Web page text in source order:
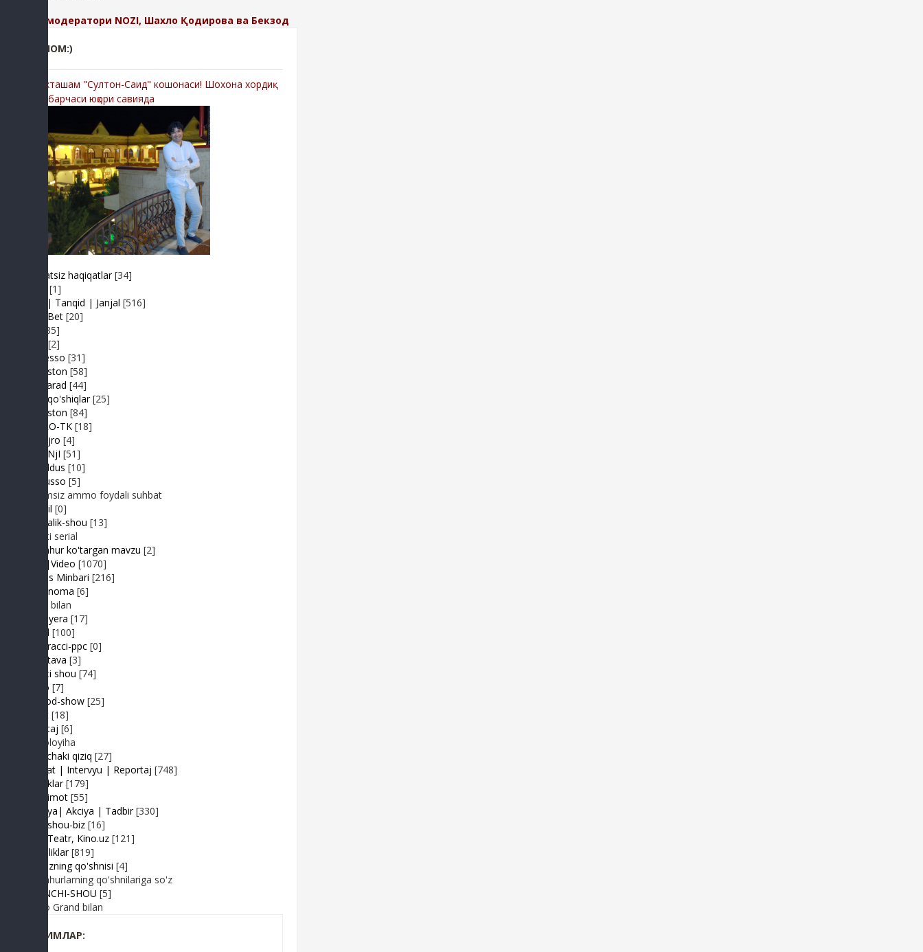
Изохлар модератори NOZI, Шахло Қодирова ва Бекзод
РЕКЛОМ:)
-Мухташам "Султон-Саид" кошонаси! Шохона хордиқ
учун барчаси юқори савияда
Adolatsiz haqiqatlar [34]
[1]
Baxs| Tanqid | Janjal [516]
BeshBet [20]
[85]
[2]
Expresso [31]
FIKRiston [58]
Hit-Parad [44]
Ijara qo'shiqlar [25]
IJODiston [84]
IMPRO-TK [18]
Jonli ijro [4]
JuMaNjI [51]
JurYuldus [10]
Kaktusso [5]
Yoqimsiz ammo foydali suhbat
Kongil [0]
Kundalik-shou [13]
Realiti serial
Mashhur ko'targan mavzu [2]
MP3|Video [1070]
Muhlis Minbari [216]
Ovoznoma [6]
Luiza bilan
Premyera [17]
Prikol [100]
Paparacci-ppc [0]
Podstava [3]
Realiti shou [74]
Retro [7]
Sayyod-show [25]
Sport [18]
Shantaj [6]
Videoloyiha
Shunchaki qiziq [27]
Suhbat | Intervyu | Reportaj [748]
Tabriklar [179]
Taqdimot [55]
Hayriya| Akciya | Tadbir [330]
Turk shou-biz [16]
TV | Teatr, Kino.uz [121]
Yangiliklar [819]
Yulduzning qo'shnisi [4]
Mashhurlarning qo'shnilariga so'z
BIRINCHI-SHOU [5]
Radio Grand bilan
КИМЛАР: